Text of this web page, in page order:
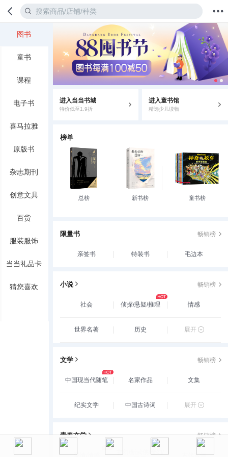
值得买 我的当当
图书
童书
课程
电子书
喜马拉雅
原版书
杂志期刊
创意文具
百货
服装服饰
当当礼品卡
猜您喜欢
进入当当书城
特价低至1.9折
进入童书馆
精选少儿读物
榜单
总榜 新书榜 童书榜
限量书 畅销榜
亲签书 特装书 毛边本
小说 畅销榜
社会 侦探/悬疑/推理 情感
世界名著 历史 展开
文学 畅销榜
中国现当代随笔 名家作品 文集
纪实文学 中国古诗词 展开
青春文学 畅销榜
玄幻/新武侠/魔幻/